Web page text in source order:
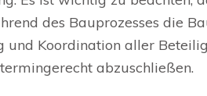
des Bauprozesses die
und Koordination aller
abzuschließen.